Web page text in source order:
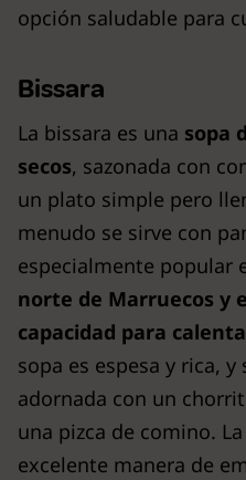
opción saludable para
Bissara
La bissara es una sopa
secos, sazonada con
un plato simple pero
menudo se sirve con
especialmente popular
norte de Marruecos y
capacidad para
sopa es espesa y rica,
adornada con un
una pizca de comino.
excelente manera de